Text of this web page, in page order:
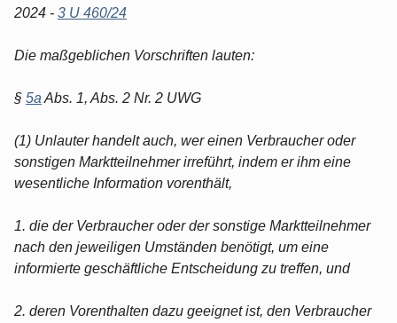
2024 - 3 U 460/24
Die maßgeblichen Vorschriften lauten:
§ 5a Abs. 1, Abs. 2 Nr. 2 UWG
(1) Unlauter handelt auch, wer einen Verbraucher oder
sonstigen Marktteilnehmer irreführt, indem er ihm eine
wesentliche Information vorenthält,
1. die der Verbraucher oder der sonstige Marktteilnehmer
nach den jeweiligen Umständen benötigt, um eine
informierte geschäftliche Entscheidung zu treffen, und
2. deren Vorenthalten dazu geeignet ist, den Verbraucher